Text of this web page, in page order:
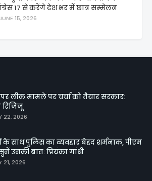
17 से करेंगे देश भर में छात्र सम्मेलन
JUNE 15, 2026
लीक मामले पर चर्चा को तैयार सरकार:
22, 2026
साथ पुलिस का व्यवहार बेहद शर्मनाक, पीएम
उनकी बात: प्रियंका गांधी
21, 2026